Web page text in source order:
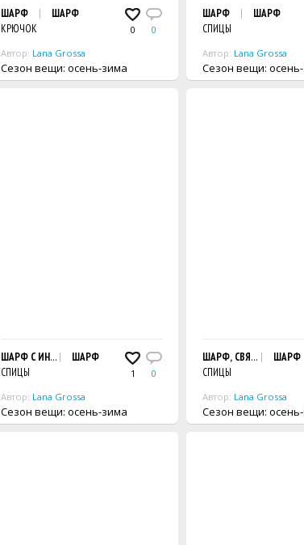
0 0
ШАРФ
ШАРФ
КРЮЧОК
Автор: Lana Grossa
Сезон вещи: осень-зима
ШАРФ
ШАРФ
СПИЦЫ
Автор: Lana Grossa
Сезон вещи:
1 0
ШАРФ С ИНТАРСИЯМИ
ШАРФ
СПИЦЫ
Автор: Lana Grossa
Сезон вещи: осень-зима
ШАРФ, СВЯЗАННЫЙШАРФ
СПИЦЫ
Автор: Lana Grossa
Сезон вещи: